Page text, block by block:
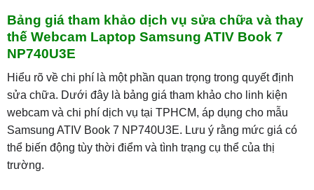
Bảng giá tham khảo dịch vụ sửa chữa và thay
thế Webcam Laptop Samsung ATIV Book 7
NP740U3E
Hiểu rõ về chi phí là một phần quan trọng trong quyết định
sửa chữa. Dưới đây là bảng giá tham khảo cho linh kiện
webcam và chi phí dịch vụ tại TPHCM, áp dụng cho mẫu
Samsung ATIV Book 7 NP740U3E. Lưu ý rằng mức giá có
thể biến động tùy thời điểm và tình trạng cụ thể của thị
trường.